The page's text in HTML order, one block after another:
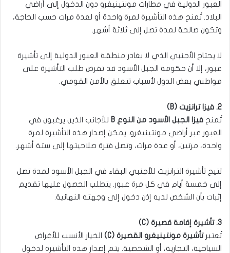
العبور الدولية في مطارات مونتينيغرو دون الدخول إلى أراضي
البلاد. تُمنح هذه التأشيرة لمرة واحدة أو لعدة مرات حسب الحاجة،
وتكون صالحة لمدة تصل إلى ثلاثة أشهر.
لا يحتاج الأجنبي الذي لا يغادر منطقة العبور الدولية إلى تأشيرة
عبور، إلا أن حكومة الجبل الأسود قد تفرض طلب التأشيرة على
مواطني بعض الدول لأسباب تتعلق بالأمن القومي.
2. فيزا ترانزيت (B)
تُمنح فيزا الجبل الأسود من النوع B
للأجانب الذين يرغبون في
العبور عبر أراضي مونتينيغرو. يمكن إصدار هذه التأشيرة لمرة
واحدة، مرتين، أو عدة مرات، وتصل فترة صلاحيتها إلى ستة أشهر.
تتيح تأشيرة الترانزيت للأجنبي البقاء في الجبل الأسود لمدة تصل
إلى خمسة أيام في كل مرة عبور. يتطلب الحصول عليها تقديم
إثبات بأن الشخص لديه إذن دخول إلى وجهته النهائية.
3. تأشيرة إقامة قصيرة (C)
تُعتبرتأشيرة مونتينيغرو القصيرة (C)
الخيار الأنسب للأغراض
السياحية، التجارية، أو الشخصية. يتم إصدار هذه التأشيرة لدخول